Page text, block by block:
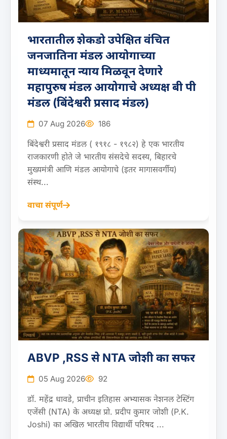
भारतातील शेकडो उपेक्षित वंचित
जनजातिना मंडल आयोगाच्या
माध्यमातून न्याय मिळवून देणारे
महापुरुष मंडल आयोगाचे अध्यक्ष बी पी
मंडल (बिंदेश्वरी प्रसाद मंडल)
07 Aug 2026 186
बिंदेश्वरी प्रसाद मंडल ( १९१८ - १९८२) हे एक भारतीय
राजकारणी होते जे भारतीय संसदेचे सदस्य, बिहारचे
मुख्यमंत्री आणि मंडल आयोगाचे (इतर मागासवर्गीय)
संस्थ...
वाचा संपूर्ण
ABVP ,RSS से NTA जोशी का सफर
05 Aug 2026 92
डॉ. महेंद्र धावडे, प्राचीन इतिहास अभ्यासक नेशनल टेस्टिंग
एजेंसी (NTA) के अध्यक्ष प्रो. प्रदीप कुमार जोशी (P.K.
Joshi) का अखिल भारतीय विद्यार्थी परिषद ...